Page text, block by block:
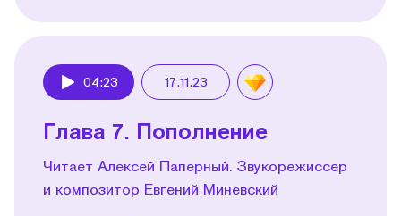
04:23 17.11.23
Глава 7. Пополнение
Читает Алексей Паперный. Звукорежиссер
и композитор Евгений Миневский